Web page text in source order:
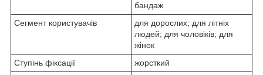
бандаж
Сегмент користувачів
для дорослих; для літніх
людей; для чоловіків; для
жінок
Ступінь фіксації
жорсткий